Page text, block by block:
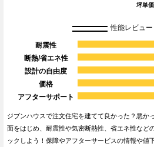
坪単価
性能レビュー
耐震性
断熱/省エネ性
設計の自由度
価格
アフターサポート
ジブンハウスで注文住宅を建てて良かった？悪か
面をはじめ、耐震性や気密断熱性、省エネ性など
ックしよう！保障やアフターサービスの情報や値